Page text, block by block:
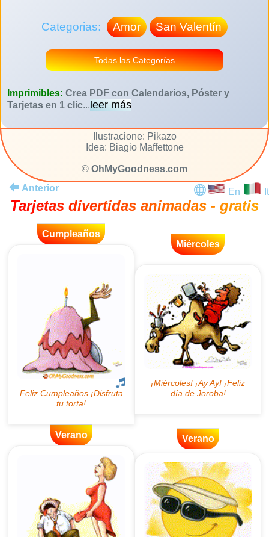
Categorias: Amor San Valentín
Todas las Categorías
Imprimibles: Crea PDF con Calendarios, Póster y
Tarjetas en 1 clic... leer más
Ilustracione: Pikazo
Idea: Biagio Maffettone
© OhMyGoodness.com
Anterior
En It
Tarjetas divertidas animadas - gratis
Cumpleaños
Miércoles
Verano Verano